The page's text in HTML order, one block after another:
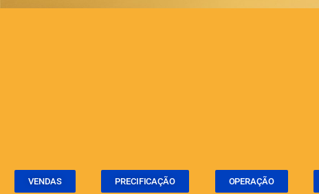
VENDAS PRECIFICAÇÃO OPERAÇÃO